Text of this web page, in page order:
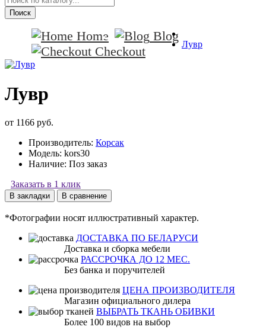
Поиск
Home
Blog
Checkout
Лувр
Лувр
от 1166 руб.
Производитель: Корсак
Модель: kors30
Наличие: Поз заказ
Заказать в 1 клик
В закладки В сравнение
*Фотографии носят иллюстративный характер.
ДОСТАВКА ПО БЕЛАРУСИ
Доставка и сборка мебели
РАССРОЧКА ДО 12 МЕС.
Без банка и поручителей
ЦЕНА ПРОИЗВОДИТЕЛЯ
Магазин официального дилера
ВЫБРАТЬ ТКАНЬ ОБИВКИ
Более 100 видов на выбор